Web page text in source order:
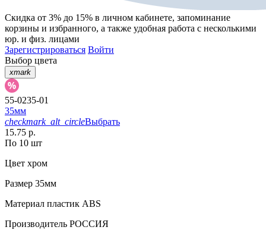
Скидка от 3% до 15% в личном кабинете, запоминание
корзины и избранного, а также удобная работа с несколькими
юр. и физ. лицами
Зарегистрироваться Войти
Выбор цвета
xmark
55-0235-01
35мм
checkmark_alt_circleВыбрать
15.75 р.
По 10 шт
Цвет хром
Размер 35мм
Материал пластик ABS
Производитель РОССИЯ